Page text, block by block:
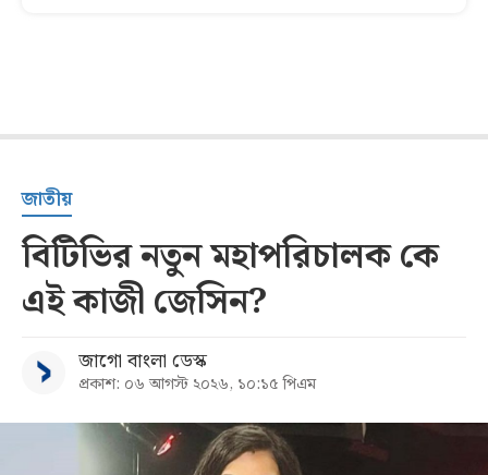
জাতীয়
বিটিভির নতুন মহাপরিচালক কে
এই কাজী জেসিন?
জাগো বাংলা ডেস্ক
প্রকাশ: ০৬ আগস্ট ২০২৬, ১০:১৫ পিএম